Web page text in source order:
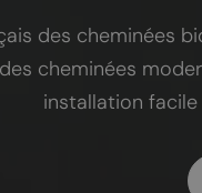
des cheminées
cheminées
installation